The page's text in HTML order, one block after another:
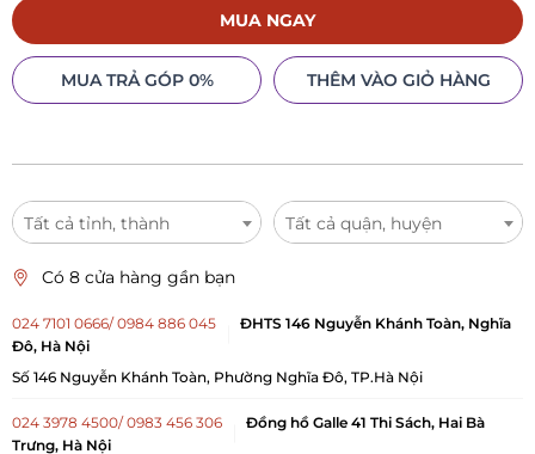
MUA NGAY
MUA TRẢ GÓP 0% THÊM VÀO GIỎ HÀNG
Tất cả tỉnh, thành Tất cả quận, huyện
Có 8 cửa hàng gần bạn
024 7101 0666/ 0984 886 045
ĐHTS 146 Nguyễn Khánh Toàn, Nghĩa
Đô, Hà Nội
Số 146 Nguyễn Khánh Toàn, Phường Nghĩa Đô, TP.Hà Nội
024 3978 4500/ 0983 456 306
Đồng hồ Galle 41 Thi Sách, Hai Bà
Trưng, Hà Nội